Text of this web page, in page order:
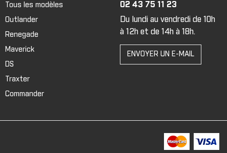
Tous les modèles
Outlander
Renegade
Maverick
DS
Traxter
Commander
02 43 75 11 23
Du lundi au vendredi de 10h
à 12h et de 14h à 18h.
ENVOYER UN E-MAIL